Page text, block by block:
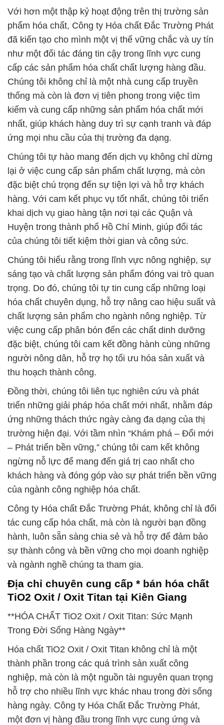
Với hơn một thập kỷ hoạt động trên thị trường sản
phẩm hóa chất, Công ty Hóa chất Đắc Trường Phát
đã kiến tạo cho mình một vị thế vững chắc và uy tín
như một đối tác đáng tin cậy trong lĩnh vực cung
cấp các sản phẩm hóa chất chất lượng hàng đầu.
Chúng tôi không chỉ là một nhà cung cấp truyền
thống mà còn là đơn vị tiên phong trong việc tìm
kiếm và cung cấp những sản phẩm hóa chất mới
nhất, giúp khách hàng duy trì sự cạnh tranh và đáp
ứng mọi nhu cầu của thị trường đa dạng.
Chúng tôi tự hào mang đến dịch vụ không chỉ dừng
lại ở việc cung cấp sản phẩm chất lượng, mà còn
đặc biệt chú trọng đến sự tiện lợi và hỗ trợ khách
hàng. Với cam kết phục vụ tốt nhất, chúng tôi triển
khai dịch vụ giao hàng tận nơi tại các Quận và
Huyện trong thành phố Hồ Chí Minh, giúp đối tác
của chúng tôi tiết kiệm thời gian và công sức.
Chúng tôi hiểu rằng trong lĩnh vực nông nghiệp, sự
sáng tạo và chất lượng sản phẩm đóng vai trò quan
trọng. Do đó, chúng tôi tự tin cung cấp những loại
hóa chất chuyên dụng, hỗ trợ nâng cao hiệu suất và
chất lượng sản phẩm cho ngành nông nghiệp. Từ
việc cung cấp phân bón đến các chất dinh dưỡng
đặc biệt, chúng tôi cam kết đồng hành cùng những
người nông dân, hỗ trợ họ tối ưu hóa sản xuất và
thu hoạch thành công.
Đồng thời, chúng tôi liên tục nghiên cứu và phát
triển những giải pháp hóa chất mới nhất, nhằm đáp
ứng những thách thức ngày càng đa dạng của thị
trường hiện đại. Với tầm nhìn “Khám phá – Đổi mới
– Phát triển bền vững,” chúng tôi cam kết không
ngừng nỗ lực để mang đến giá trị cao nhất cho
khách hàng và đóng góp vào sự phát triển bền vững
của ngành công nghiệp hóa chất.
Công ty Hóa chất Đắc Trường Phát, không chỉ là đối
tác cung cấp hóa chất, mà còn là người bạn đồng
hành, luôn sẵn sàng chia sẻ và hỗ trợ để đảm bảo
sự thành công và bền vững cho mọi doanh nghiệp
và ngành nghề chúng ta tham gia.
Địa chỉ chuyên cung cấp * bán hóa chất
TiO2 Oxit / Oxit Titan tại Kiên Giang
**HÓA CHẤT TiO2 Oxit / Oxit Titan: Sức Mạnh
Trong Đời Sống Hàng Ngày**
Hóa chất TiO2 Oxit / Oxit Titan không chỉ là một
thành phần trong các quá trình sản xuất công
nghiệp, mà còn là một nguồn tài nguyên quan trọng
hỗ trợ cho nhiều lĩnh vực khác nhau trong đời sống
hàng ngày. Công ty Hóa Chất Đắc Trường Phát,
một đơn vị hàng đầu trong lĩnh vực cung ứng và